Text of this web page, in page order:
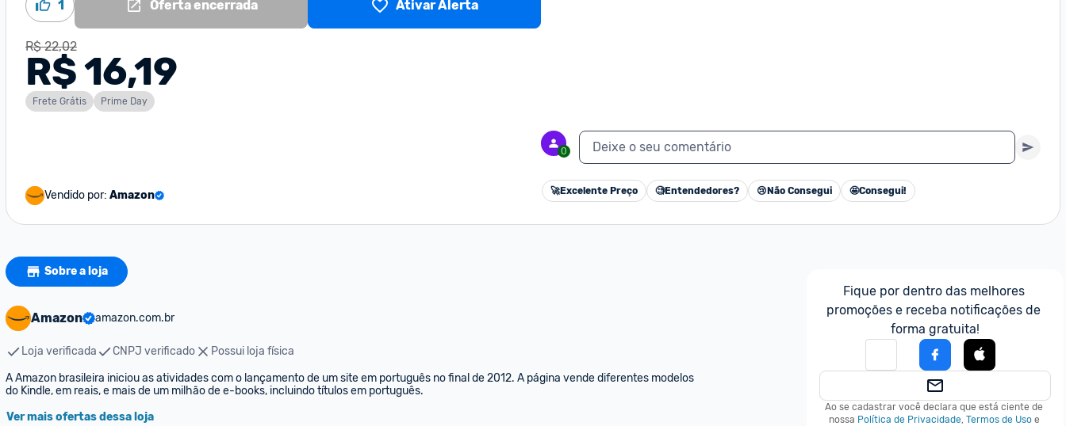
1 Oferta encerrada Ativar Alerta
R$ 22,02
R$ 16,19
Frete Grátis Prime Day
Vendido por: Amazon
0 Deixe o seu comentário
🚀Excelente Preço 🧐Entendedores? 😢 Não Consegui 🤩Consegui!
Sobre a loja
Amazon amazon.com.br
Loja verificada CNPJ verificado
Possui loja física
A Amazon brasileira iniciou as atividades com o lançamento de um site em português no final de 2012. A página vende diferentes modelos
do Kindle, em reais, e mais de um milhão de e-books, incluindo títulos em português.
Ver mais ofertas dessa loja
Fique por dentro das melhores
promoções e receba notificações de
forma gratuita!
Ao se cadastrar você declara que está ciente de
nossa Política de Privacidade, Termos de Uso e